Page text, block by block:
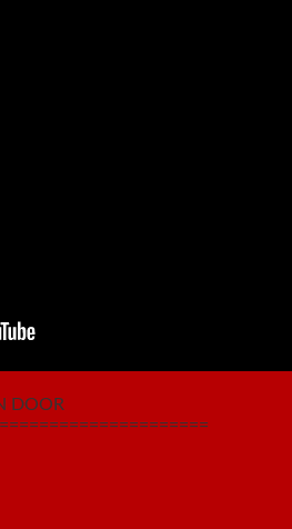
DOOR